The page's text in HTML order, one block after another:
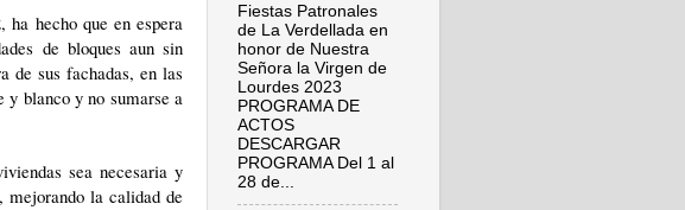
ha hecho que en espera
de bloques aun sin
de sus fachadas, en las
y blanco y no sumarse a
sea necesaria y
mejorando la calidad de
Fiestas Patronales
de La Verdellada en
honor de Nuestra
Señora la Virgen de
Lourdes 2023
PROGRAMA DE
ACTOS
DESCARGAR
PROGRAMA Del 1 al
28 de...